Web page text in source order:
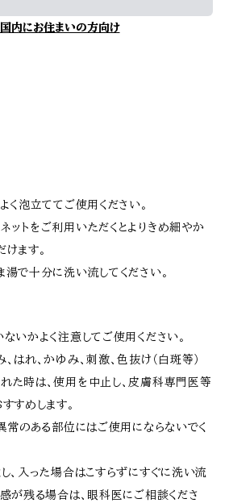
内にお住まいの方向け
く泡立ててご使用ください。
ットをご利用いただくとよりきめ細やか
ます。
で十分に洗い流してください。
いかよく注意してご使用ください。
はれ、かゆみ、刺激、色抜け（白斑等）
た時は、使用を中止し、皮膚科専門医等
すめします。
常のある部位にはご使用にならないでく
、入った場合はこすらずにすぐに洗い流
が残る場合は、眼科医にご相談くださ